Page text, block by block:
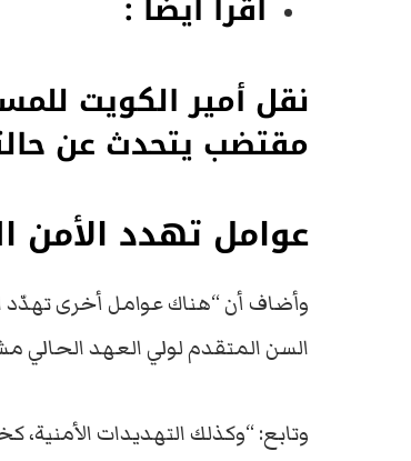
نقل أمير الكويت
مقتضب يتحدث عن
عوامل تهدد الأمن
وأضاف أن “هناك عوامل أخرى تهدّد
السن المتقدم لولي العهد الحالي
وتابع: “وكذلك التهديدات